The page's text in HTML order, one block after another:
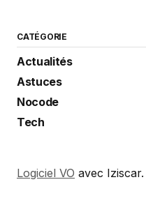
CATÉGORIE
Actualités
Astuces
Nocode
Tech
Logiciel VO avec Iziscar.